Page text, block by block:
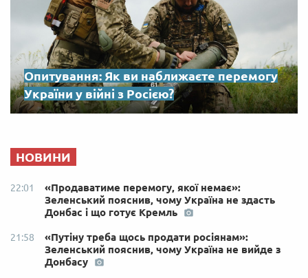
Опитування: Як ви наближаєте перемогу
України у війні з Росією?
НОВИНИ
22:01
«Продаватиме перемогу, якої немає»:
Зеленський пояснив, чому Україна не здасть
Донбас і що готує Кремль
21:58
«Путіну треба щось продати росіянам»:
Зеленський пояснив, чому Україна не вийде з
Донбасу